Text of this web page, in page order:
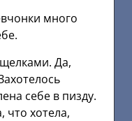
много
Да,
себе в пизду.
что хотела,